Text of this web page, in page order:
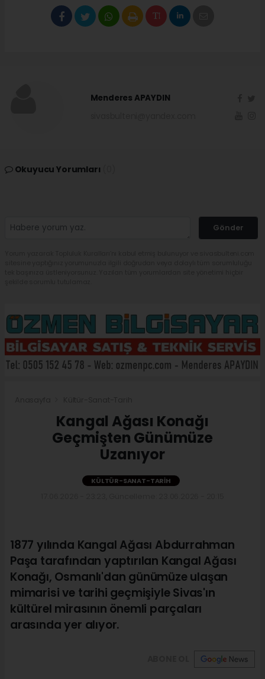
Menderes APAYDIN
Okuyucu Yorumları
Gönder
Kangal Ağası Konağı
Geçmişten Günümüze
Uzanıyor
KÜLTÜR-SANAT-TARIH
1877 yılında Kangal Ağası Abdurrahman
Paşa tarafından yaptırılan Kangal Ağası
Konağı, Osmanlı'dan günümüze ulaşan
mimarisi ve tarihi geçmişiyle Sivas'ın
kültürel mirasının önemli parçaları
arasında yer alıyor.